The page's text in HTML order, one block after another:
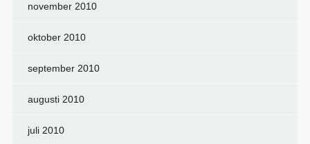
november 2010
oktober 2010
september 2010
augusti 2010
juli 2010